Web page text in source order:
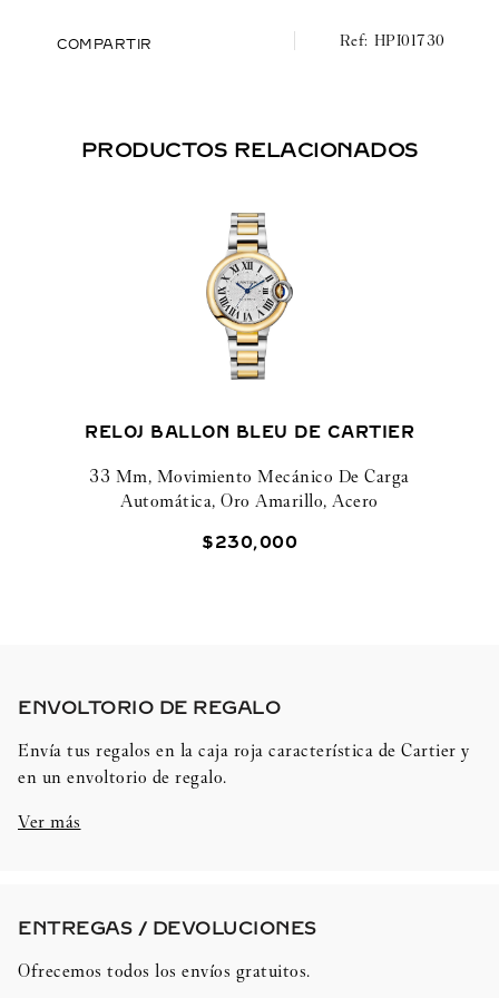
COMPARTIR HPI01730
PRODUCTOS RELACIONADOS
RELOJ BALLON BLEU DE CARTIER
33 Mm, Movimiento Mecánico De Carga
Automática, Oro Amarillo, Acero
$230,000
ENVOLTORIO DE REGALO​
Envía tus regalos en la caja roja característica de Cartier y
en un envoltorio de regalo.
Ver más
ENTREGAS / DEVOLUCIONES​
Ofrecemos todos los envíos gratuitos.